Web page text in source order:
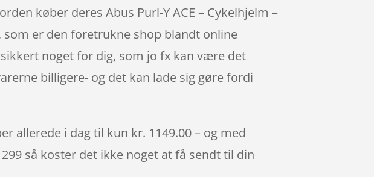
køber deres Abus Purl-Y ACE – Cykelhjelm –
som er den foretrukne shop blandt online
noget for dig, som jo fx kan være det
billigere- og det kan lade sig gøre fordi
allerede i dag til kun kr. 1149.00 – og med
så koster det ikke noget at få sendt til din